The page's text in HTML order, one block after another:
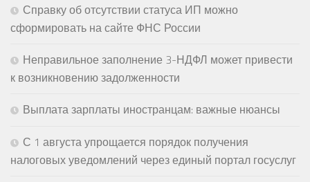
Справку об отсутствии статуса ИП можно
сформировать на сайте ФНС России
Неправильное заполнение 3-НДФЛ может привести
к возникновению задолженности
Выплата зарплаты иностранцам: важные нюансы
С 1 августа упрощается порядок получения
налоговых уведомлений через единый портал госуслуг